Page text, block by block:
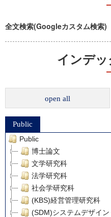
全文検索(Googleカスタム検索)
インデ
open all
Public
Public
博士論文
文学研究科
法学研究科
社会学研究科
(KBS)経営管理研究科
(SDM)システムデザイ